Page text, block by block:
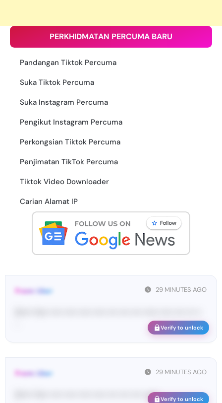
PERKHIDMATAN PERCUMA BARU
Pandangan Tiktok Percuma
Suka Tiktok Percuma
Suka Instagram Percuma
Pengikut Instagram Percuma
Perkongsian Tiktok Percuma
Penjimatan TikTok Percuma
Tiktok Video Downloader
Carian Alamat IP
29 MINUTES AGO
From: Ube•
Verify to unlock
29 MINUTES AGO
From: Ube•
[U•••• Yo•• ••••• ••••• ••••• ••••• •••• •••• •••• •••••• Verify to unlock